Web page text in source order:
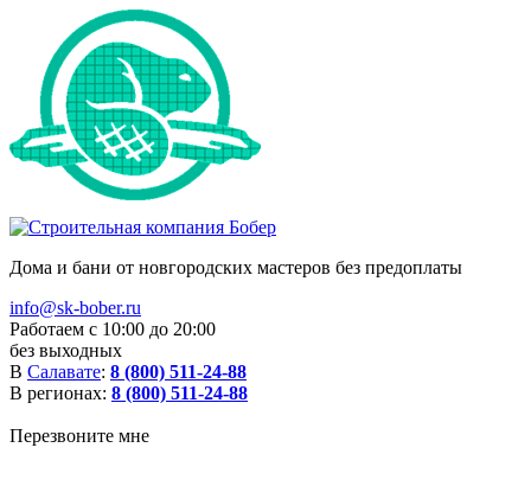
Дома и бани от новгородских мастеров без предоплаты
info@sk-bober.ru
Работаем с 10:00 до 20:00
без выходных
В Салавате: 8 (800) 511-24-88
В регионах: 8 (800) 511-24-88
Перезвоните мне